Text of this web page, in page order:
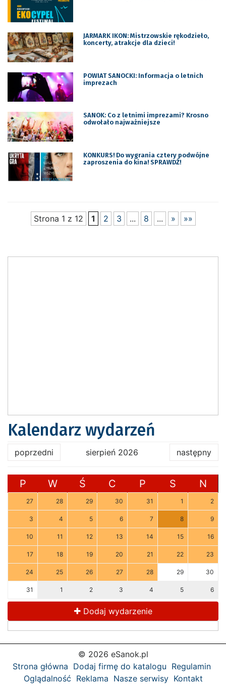
JARMARK IKON: Mistrzowskie rękodzieło,
koncerty, atrakcje dla dzieci!
POWIAT SANOCKI: Informacja o letnich
imprezach
SANOK: Co z letnimi imprezami? Krosno
odwołało najważniejsze
KONKURS! Do wygrania cztery podwójne
zaproszenia do kina! SPRAWDŹ!
Strona 1 z 12 1 2 3 ... 8 ... » »»
Kalendarz wydarzeń
poprzedni sierpień 2026 następny
P W Ś C P S N
27 28 29 30 31 1 2
3 4 5 6 7 8 9
10 11 12 13 14 15 16
17 18 19 20 21 22 23
24 25 26 27 28 29 30
31 1 2 3 4 5 6
Dodaj wydarzenie
© 2026 eSanok.pl
Strona główna Dodaj firmę do katalogu Regulamin
Oglądalność Reklama Nasze serwisy Kontakt